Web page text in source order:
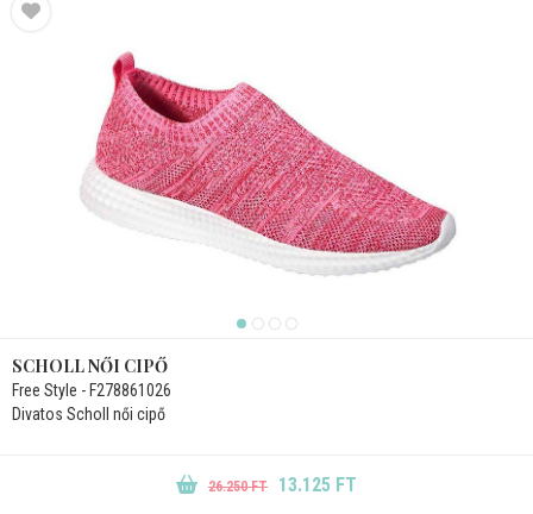
SCHOLL NŐI CIPŐ
Free Style - F278861026
Divatos Scholl női cipő
26.250 FT 13.125 FT